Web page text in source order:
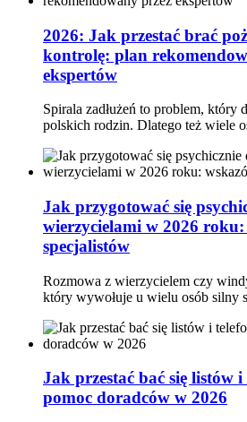
2026: Jak przestać brać
kontrolę: plan
ekspertów
Spirala zadłużeń to problem, który
polskich rodzin. Dlatego też wiele
Jak przygotować się
wierzycielami w 2026
specjalistów
Rozmowa z wierzycielem czy
który wywołuje u wielu osób silny
Jak przestać bać się listów
pomoc doradców w 2026